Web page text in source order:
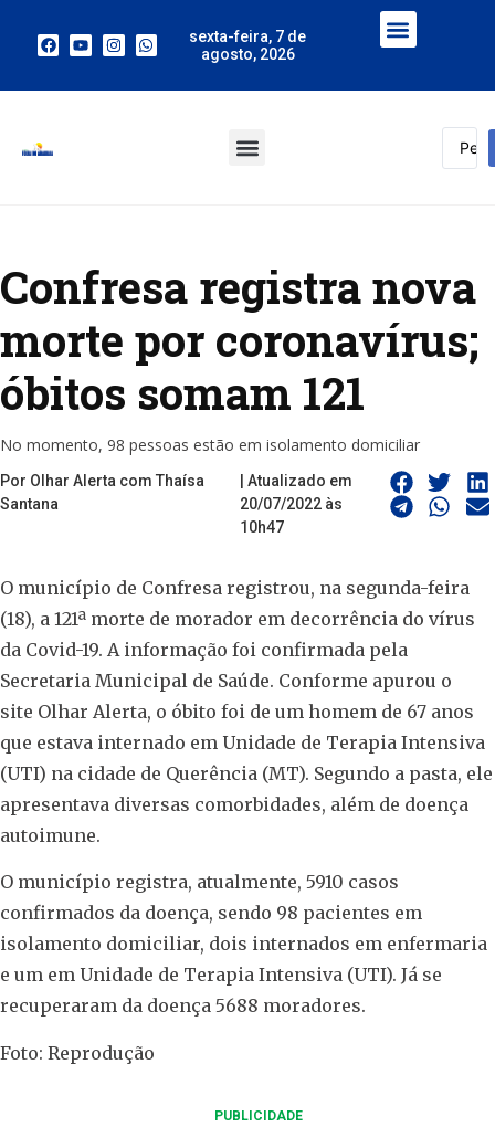
sexta-feira, 7 de
agosto, 2026
Confresa registra nova
morte por coronavírus;
óbitos somam 121
No momento, 98 pessoas estão em isolamento domiciliar
Por Olhar Alerta com Thaísa
Santana
| Atualizado em
20/07/2022 às
10h47
O município de Confresa registrou, na segunda-feira
(18), a 121ª morte de morador em decorrência do vírus
da Covid-19. A informação foi confirmada pela
Secretaria Municipal de Saúde. Conforme apurou o
site Olhar Alerta, o óbito foi de um homem de 67 anos
que estava internado em Unidade de Terapia Intensiva
(UTI) na cidade de Querência (MT). Segundo a pasta, ele
apresentava diversas comorbidades, além de doença
autoimune.
O município registra, atualmente, 5910 casos
confirmados da doença, sendo 98 pacientes em
isolamento domiciliar, dois internados em enfermaria
e um em Unidade de Terapia Intensiva (UTI). Já se
recuperaram da doença 5688 moradores.
Foto: Reprodução
PUBLICIDADE